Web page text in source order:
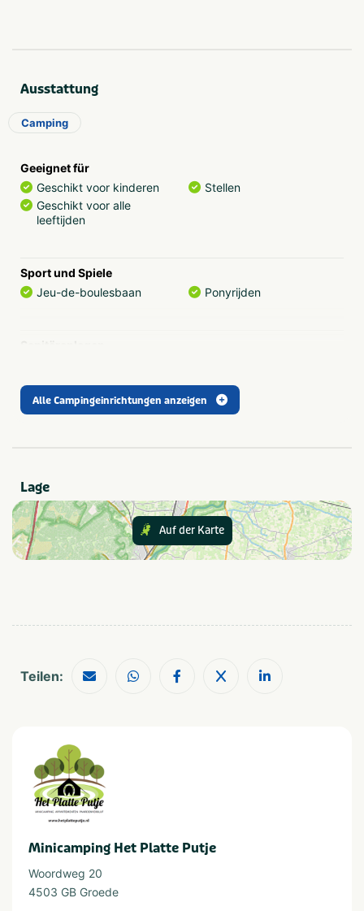
Ausstattung
Camping
Geeignet für
Geschikt voor kinderen
Geschikt voor alle
leeftijden
Stellen
Sport und Spiele
Jeu-de-boulesbaan
Ponyrijden
Freizeit
Populäre Filter
Wifi
Geschikt voor campers
Families met kinderen
Strand dichtbij
Dichtbij centrum
stad/plaats
Ferienunterkünfte
In der Nähe
Fietsroutes
Restaurants
Thema
Kids & familie
Rust & natuur
Alle Campingeinrichtungen anzeigen
Lage
Auf der Karte
Teilen:
Minicamping Het Platte Putje
Woordweg 20
4503 GB Groede